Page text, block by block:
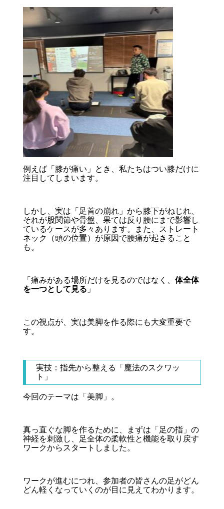
例えば「膝が痛い」とき、私たちはつい膝だけに
注目してしまいます。
しかし、実は「足首の崩れ」から膝下がねじれ、
それが股関節や骨盤、果ては反り腰にまで影響し
ているケースが多々あります。また、ストレート
ネック（頭の位置）が原因で腰痛が起きること
も。
「痛みがある場所だけを見るのではなく、体全体
を一つとして見る 」
この視点が、実は美脚を作る際にも大変重要で
す。
実技：指先から整える「魔法のスクワッ
ト」
今回のテーマは「美脚」。
真っ直ぐな脚を作るために、まずは「足の指」の
神経を刺激し、足全体の柔軟性と機能を取り戻す
ワークからスタートしました。
ワークが進むにつれ、参加者の皆さんの足がどん
どん軽くなっていくのが目に見えてわかります。